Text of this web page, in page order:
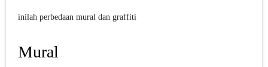
inilah perbedaan mural dan graffiti
Mural